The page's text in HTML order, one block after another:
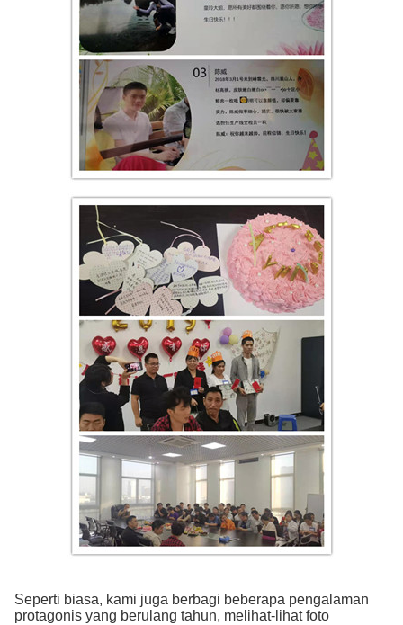
Seperti biasa, kami juga berbagi beberapa pengalaman
protagonis yang berulang tahun, melihat-lihat foto